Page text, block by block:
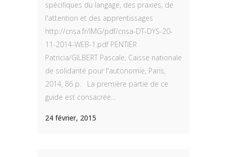
spécifiques du langage, des praxies, de
l'attention et des apprentissages
http://cnsa.fr/IMG/pdf/cnsa-DT-DYS-20-
11-2014-WEB-1.pdf PENTIER
Patricia/GILBERT Pascale, Caisse nationale
de solidarité pour l'autonomie, Paris,
2014, 86 p. La première partie de ce
guide est consacrée...
24 février, 2015